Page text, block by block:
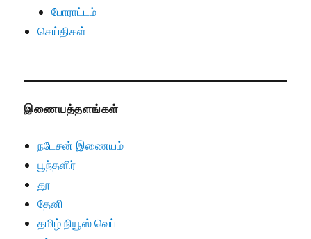
போராட்டம்
செய்திகள்
இணையத்தளங்கள்
நடேசன் இணையம்
பூந்தளிர்
தூ
தேனி
தமிழ் நியூஸ் வெப்